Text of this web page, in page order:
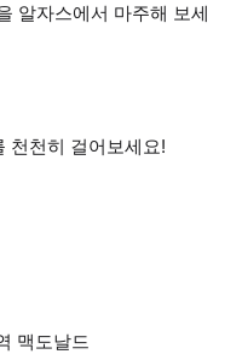
알자스에서 마주해 보세
천천히 걸어보세요!
맥도날드